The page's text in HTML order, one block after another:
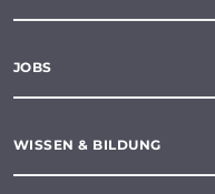
JOBS
WISSEN & BILDUNG